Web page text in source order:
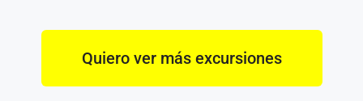
Quiero ver más excursiones